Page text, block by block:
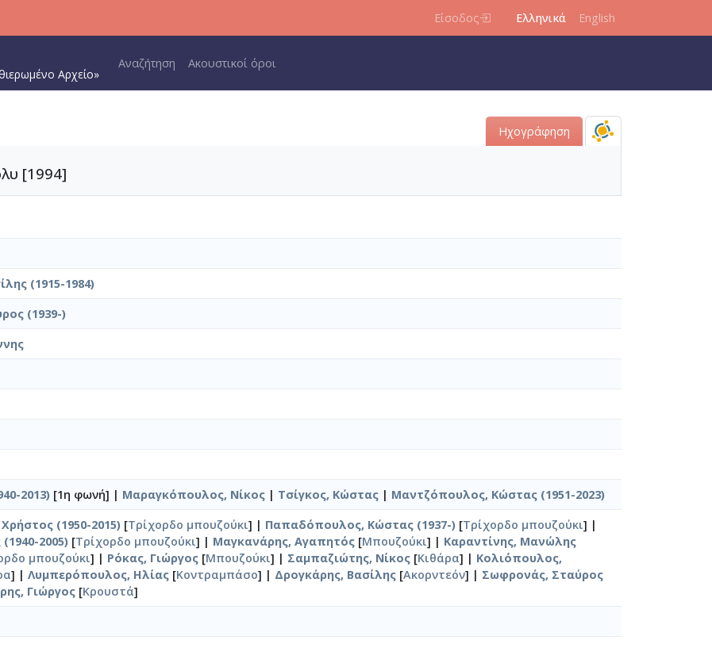
Είσοδος Ελληνικά English
Αρχείο»
Main navigation
Αναζήτηση Ακουστικοί όροι
Ηχογράφηση
[1994]
(1915-1984)
(1939-)
2013) [1η φωνή] | Μαραγκόπουλος, Νίκος | Τσίγκος, Κώστας | Μαντζόπουλος, Κώστας (1951-2023)
(1950-2015) [Τρίχορδο μπουζούκι] | Παπαδόπουλος, Κώστας (1937-) [Τρίχορδο μπουζούκι] |
2005) [Τρίχορδο μπουζούκι] | Μαγκανάρης, Αγαπητός [Μπουζούκι] | Καραντίνης, Μανώλης
μπουζούκι] | Ρόκας, Γιώργος [Μπουζούκι] | Σαμπαζιώτης, Νίκος [Κιθάρα] | Κολιόπουλος,
] | Λυμπερόπουλος, Ηλίας [Κοντραμπάσο] | Δρογκάρης, Βασίλης [Ακορντεόν] | Σωφρονάς, Σταύρος
Γιώργος [Κρουστά]